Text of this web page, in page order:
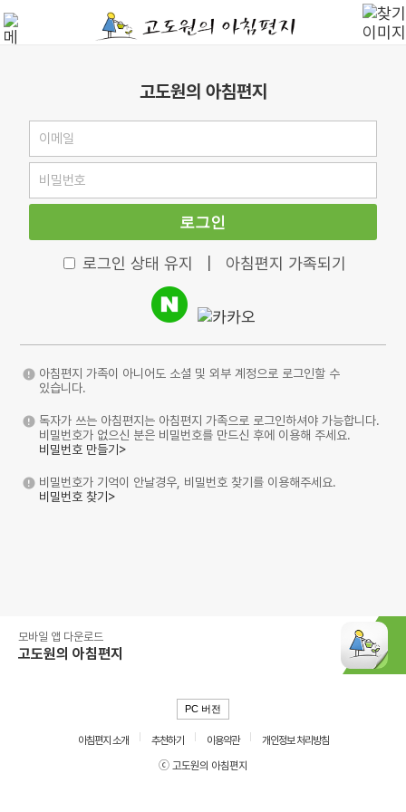
고도원의 아침편지
로그인
로그인 상태 유지 아침편지 가족되기
아침편지 가족이 아니어도 소셜 및 외부 계정으로 로그인할 수
있습니다.
독자가 쓰는 아침편지는 아침편지 가족으로 로그인하셔야 가능합니다.
비밀번호가 없으신 분은 비밀번호를 만드신 후에 이용해 주세요.
비밀번호 만들기>
비밀번호가 기억이 안날경우, 비밀번호 찾기를 이용해주세요.
비밀번호 찾기>
모바일 앱 다운로드
고도원의 아침편지
PC 버전
아침편지 소개 추천하기 이용약관
개인정보 처리방침
ⓒ 고도원의 아침편지